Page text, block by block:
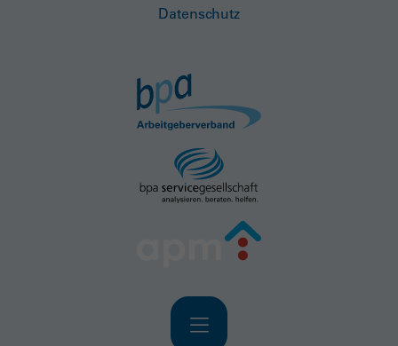
Datenschutz